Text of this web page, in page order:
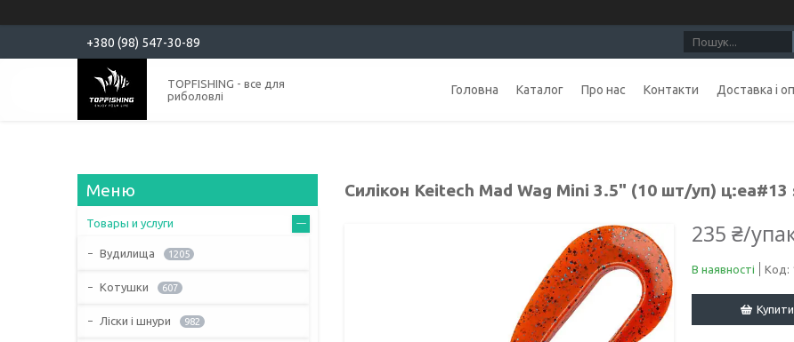
+380 (98) 547-30-89
TOPFISHING - все для
риболовлі
Головна Каталог Про нас Контакти Доставка і
Силікон Keitech Mad Wag Mini 3.5" (10 шт/уп)
235 ₴/
В наявності Код:
Купити
Товары и услуги
Вудилища 1205
Котушки 607
Ліски і шнури 982